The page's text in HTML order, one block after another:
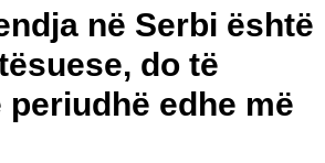
në Serbi është
do të
periudhë edhe më